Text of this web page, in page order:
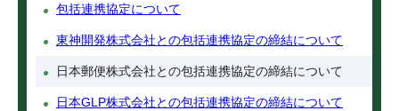
包括連携協定について
東神開発株式会社との包括連携協定の締結について
日本郵便株式会社との包括連携協定の締結について
日本GLP株式会社との包括連携協定の締結について